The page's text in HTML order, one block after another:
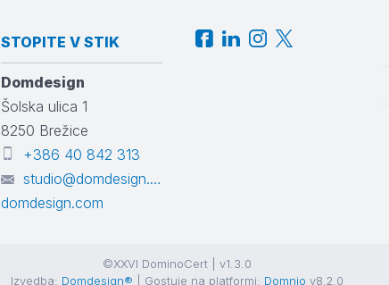
STOPITE V STIK
Domdesign
Šolska ulica 1
8250 Brežice
+386 40 842 313
studio@domdesign.com
domdesign.com
©XXVI DominoCert | v1.3.0
Izvedba: Domdesign® | Gostuje na platformi: Domnio v8.2.0